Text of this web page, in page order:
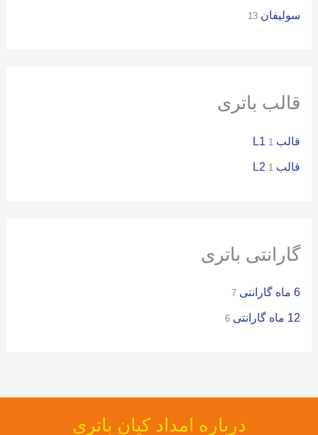
ر
سولیفان 13
قالب باتری
قالب L1 1
قالب L2 1
گارانتی باتری
6 ماه گارانتی 7
12 ماه گارانتی 6
درباره امداد کیان باتری